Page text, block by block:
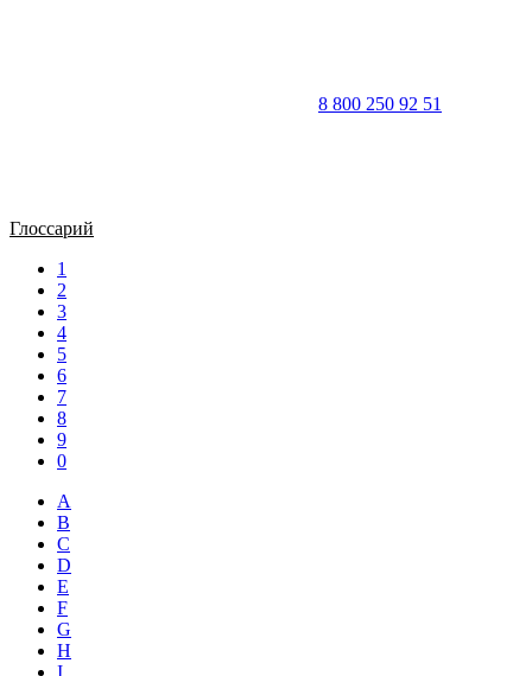
8 800 250 92 51
Глоссарий
1
2
3
4
5
6
7
8
9
0
A
B
C
D
E
F
G
H
I